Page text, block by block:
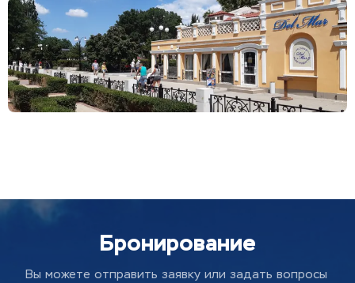
Бронирование
Вы можете отправить заявку или задать вопросы